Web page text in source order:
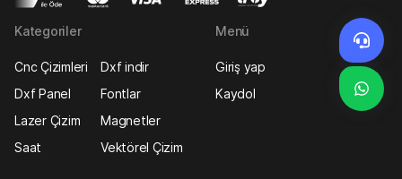
Kategoriler
Cnc Çizimleri
Dxf indir
Dxf Panel
Fontlar
Lazer Çizim
Magnetler
Saat
Vektörel Çizim
Menü
Giriş yap
Kaydol